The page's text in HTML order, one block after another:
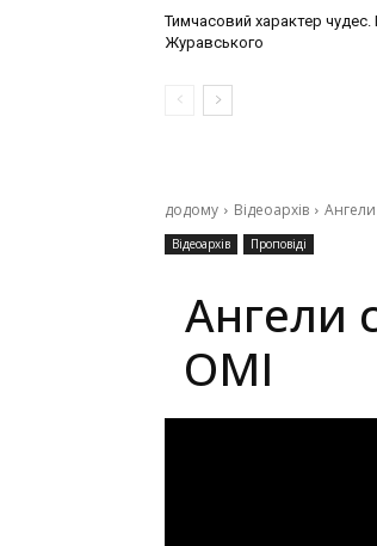
Тимчасовий характер
Журавського